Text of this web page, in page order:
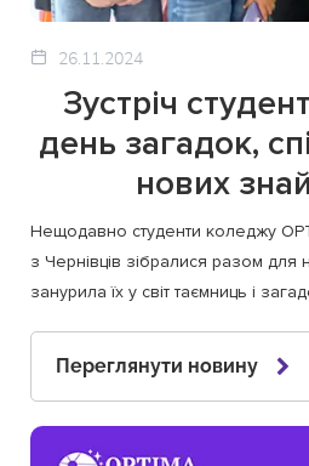
26.11.2024
Зустріч
день загадок,
нових
Нещодавно студенти коледжу
з Чернівців зібралися разом для
занурила їх у світ таємниць і
Переглянути новину